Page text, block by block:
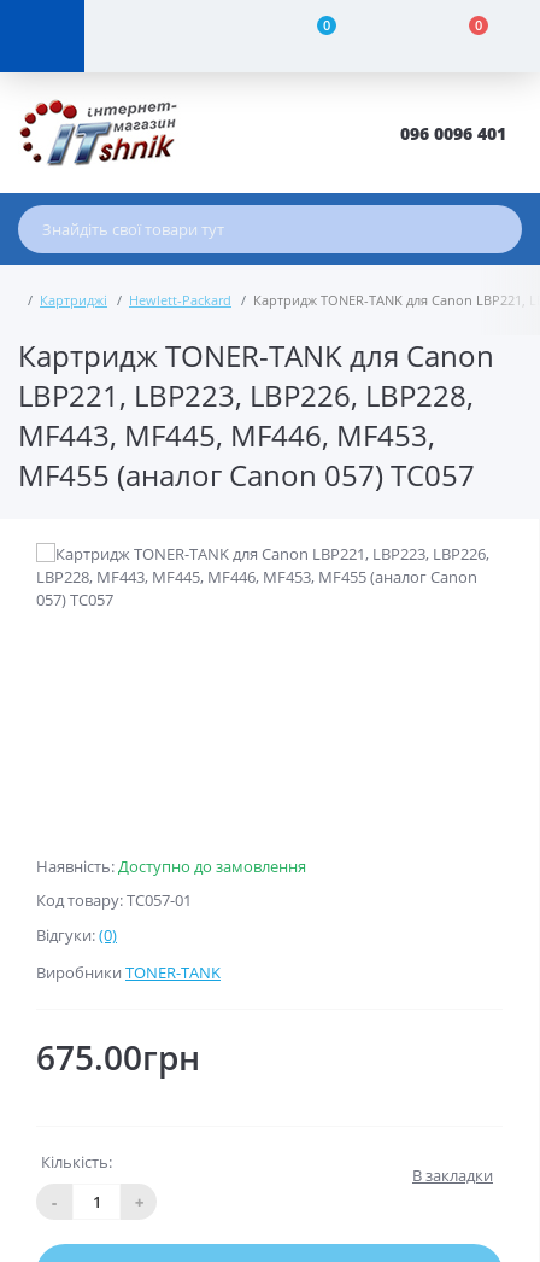
0 0
096 0096 401
Картриджі Hewlett-Packard Картридж TONER-TANK для Canon LBP221,
Картридж TONER-TANK для Canon
LBP221, LBP223, LBP226, LBP228,
MF443, MF445, MF446, MF453,
MF455 (аналог Canon 057) TC057
Наявність:Доступно до замовлення
Код товару: TC057-01
Відгуки:(0)
Виробники TONER-TANK
675.00грн
Кількість:
-
+
В закладки